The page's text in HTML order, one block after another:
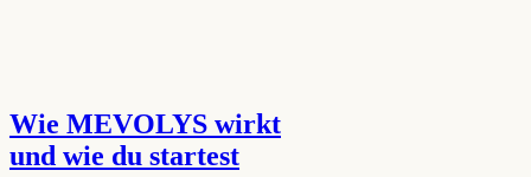
Wie MEVOLYS wirkt
und wie du startest